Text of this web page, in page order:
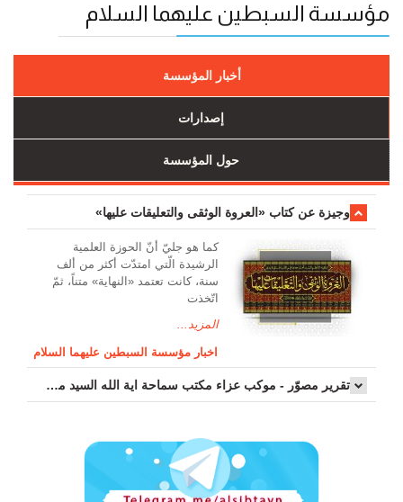
مؤسسة السبطين عليهما السلام
أخبار المؤسسة
إصدارات
حول المؤسسة
وجیزة عن کتاب «العروة الوثقی والتعلیقات علیها»
کما هو جليّ أنّ الحوزة العلمیة
الرشیدة الّتي امتدّت أكثر من ألف
سنة، كانت تعتمد «النهاية» متناً، ثمّ
اتّخذت
المزيد...
اخبار مؤسسة السبطين عليهما السلام
تقرير مصوّر - موكب عزاء مکتب سماحة اية الله السيد مرتضى الموسوي الاصفهاني في يوم إستشهاد السيدة فاطم...